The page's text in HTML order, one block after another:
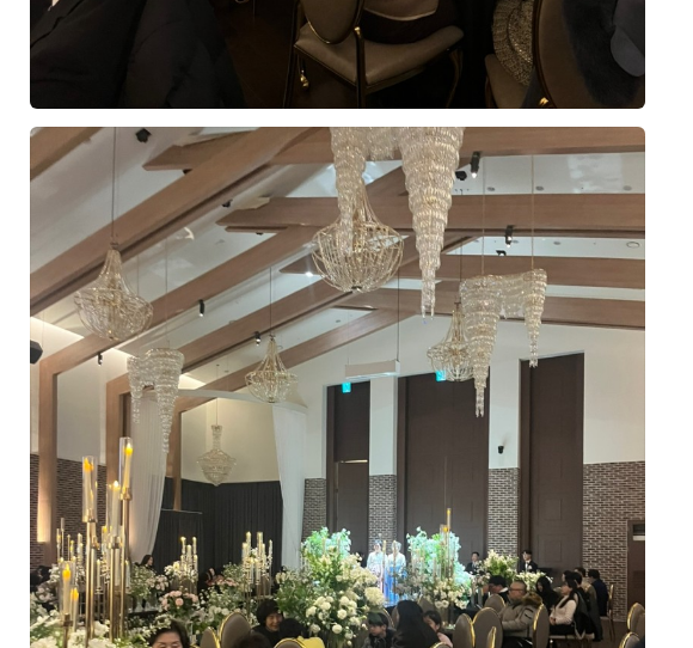
직접 와서 보니 왜 그렇게 말씀하셨는지
바로 알겠더라고요!
케이크랑 타르트를 보는데
너무 먹음직스러워서 밥 먹기도 전에
디저트부터 집어 올 뻔했어요 ??
디저트뿐만 아니라 샐러드 코너도
정말 완벽했어요!
채소들이 하나같이 다 아삭아삭 신선한 데다
색감이 알록달록 알차게 세팅되어 있더라고요.
드레싱 종류도 다양해서
평소에 샐러드 즐겨 드시는 분들이라면
진짜 만족해하실 것 같아요
과일 코너
과일은 총 5가지로
계절 메뉴로 바뀌는 부분이 있다고
얘기 들었던 것 같아요!
저희는 여름이라 수박이 있었는데
달고 맛있더라구요!
영등포위더스는 이미지로 보는것과 실물의 차이가 있을수
있고 주차가 아쉬웠다는 글도 있었기에 객관적인 판단을
할수 있도록 체크했었습니다. 주차장은 7월 말이라 그런지
매우 매우 충분할정도록 주차 자리가 많았고 내년 6월에
첫번째 식이라 주차걱정은 하나도 안해도 되겠다 싶더군
요. 그리고 지하철 영등포시장역 바로 옆, 버스정류장 바로
앞 이라는 대중교통의 장점도 있었어요.
홀은 이미지보다 훨씬 이쁘다란 생각을 했습니다!
천장고가 높아서 문을 열자마자 앞도되는 듯한 느낌의 웅
장함이 있더라구요. 신부 등장부터 모든 연출과 빵빵한 사
운드를 실제로 연출해주셨는데 마치 뮤지컬을 실제 관람할
때 처럼 감동을 느낄 수 있었습니다.
역동적이었던것이 마음에 쏙들었습니다.^^ 특히 신랑신부
입장, 행진 시 연출될 샹들리에의 움직임도 너무 예뻤답니
그리고 아무래도 식사가 제일 중요할텐데 솔직히 저 뿐만
아니라 주변 남성 지인들은 호텔식 코스 요리면 실컷 먹을
수가 없고, 메뉴선택에 있어서 제한이 있는 터라 실망이 크
기때문에 130가지 이상 메뉴에 스테이크까지 있는 메뉴 확
인하고 ok?? 했습니다. 뷔페 코너 이동동선이 좀 좁다라는
을 꼼꼼하게 안내해 주신 점도 좋았습니다. 상담을 받으면
서 결혼 준비에 대한 막연한 걱정도 많이 줄었고, 무엇보다
담당해 주시는 분께서 끝까지 세심하게 챙겨주실 것 같다
는 믿음이 생겨 계약을 결정하게 되었습니다. 아직 준비해
야 할 과정이 많이 남아 있지만 시작부터 기분 좋게 준비할
수 있어서 만족스럽습니다. 앞으로 진행될 촬영과 본식까
지 좋은 추억으로 남을 수 있기를 기대하고 있습니다. 결혼
준비를 어디서부터 시작해야 할지 고민하고 계신 예비부부
라면 한 번 상담받아보시는 것을 추천드리고 싶어요!
까지 진행했습니다. 여러 웨딩홀을 알아보면서 가장 중요
하게 생각했던 부분은 홀 분위기와 신부대기실, 실제 예식
당일의 이동 동선이었습니다.
아모르홀은 전체적으로 밝고 화사한 분위기라 처음 들어갔
을 때부터 마음에 들었습니다. 어두운 홀보다는 자연스럽
고 따뜻한 느낌의 예식을 원했는데, 아모르홀이 제가 생각
했던 이미지와 잘 맞았습니다. 홀 내부도 깔끔하게 정돈된
느낌이었고, 사진이나 영상으로 보았을 때도 신랑 신부가
화사하게 나올 것 같았습니다.
신부대기실도 답답하지 않고 깔끔했으며, 신부대기실에서
예식장으로 이동하는 동선도 복잡하지 않아 좋았습니다.
하객들의 이동과 신랑 신부의 동선이 비교적 편리하게 구
성되어 있다는 점도 계약을 결정하는 데 도움이 됐습니다.
상담 과정에서는 궁금했던 부분을 하나씩 설명해 주셨고,
견적과 포함 사항도 이해하기 쉽게 안내받았습니다. 상담
10장
전재영, 서혜연 2026-08-02 22명 읽음
안녕하세요,
결혼식이 얼마 남지 않아 위더스 영등포 웨딩홀 시식에 다
녀왔습니다.
한식, 중식, 양식, 해산물, 샐러드 등 메뉴 구성이 다양했고,
음식마다 맛의 편차가 크지 않아 전반적으로 만족스러웠습
니다.
더 보기
10장